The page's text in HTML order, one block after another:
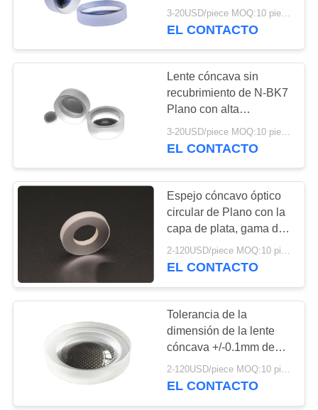
CITA
MAPA
POLICY
cubren 1000-1700nm
EL CONTACTO
Lente cóncava sin
recubrimiento de N-BK7
Plano con alta
homogeneidad y la
burbuja baja
3-20USD/piece MOQ:10 piezas
EL CONTACTO
Espejo cóncavo óptico
circular de Plano con la
capa de plata, gama del
diámetro de 4-300m m
2-120USD/piece MOQ:10 piezas
EL CONTACTO
Tolerancia de la
dimensión de la lente
cóncava +/-0.1mm de
Plano del vidrio óptico
2-120USD/piece MOQ:10 piezas
EL CONTACTO